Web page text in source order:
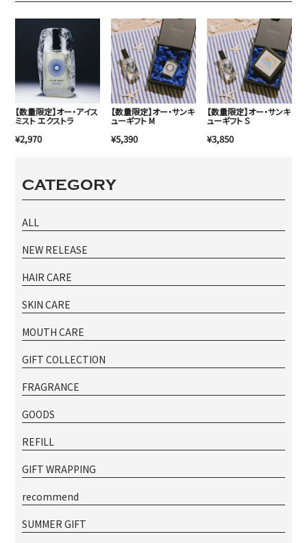
【数量限定】オー・アイス
ミスト エクストラ
¥2,970
【数量限定】オー・サンキ
ューギフト M
¥5,390
【数量限定】オー・サンキ
ューギフト S
¥3,850
CATEGORY
ALL
NEW RELEASE
HAIR CARE
SKIN CARE
MOUTH CARE
GIFT COLLECTION
FRAGRANCE
GOODS
REFILL
GIFT WRAPPING
recommend
SUMMER GIFT